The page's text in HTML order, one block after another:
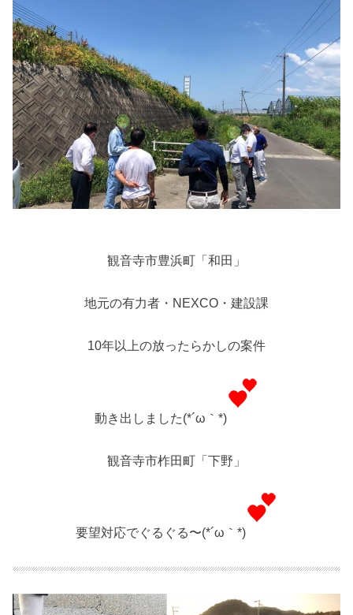
観音寺市豊浜町「和田」
地元の有力者・NEXCO・建設課
10年以上の放ったらかしの案件
動き出しました(*´ω｀*)
観音寺市柞田町「下野」
要望対応でぐるぐる〜(*´ω｀*)